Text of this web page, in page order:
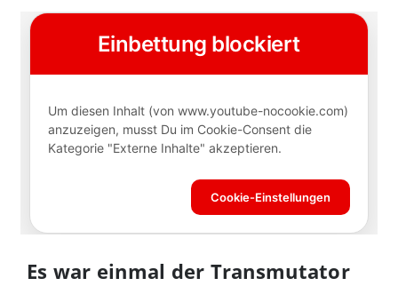
Es war einmal der Transmutator